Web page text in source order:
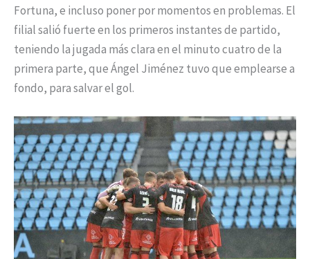
Fortuna, e incluso poner por momentos en problemas. El
filial salió fuerte en los primeros instantes de partido,
teniendo la jugada más clara en el minuto cuatro de la
primera parte, que Ángel Jiménez tuvo que emplearse a
fondo, para salvar el gol.